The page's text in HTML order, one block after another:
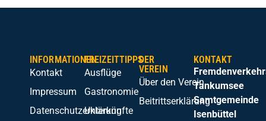
INFORMATIONEN
Kontakt
Impressum
Datenschutzerklärung
FREIZEITTIPPS
Ausflüge
Gastronomie
Unterkünfte
DER
VEREIN
Über den Verein
Beitrittserklärung
KONTAKT
Tankumsee
Samtgemeinde
Isenbüttel